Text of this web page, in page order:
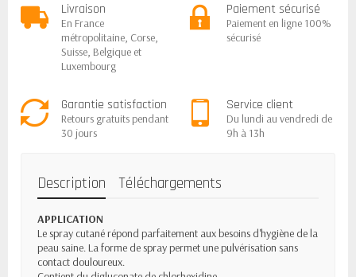
Livraison
En France
métropolitaine, Corse,
Suisse, Belgique et
Luxembourg
Paiement sécurisé
Paiement en ligne 100%
sécurisé
Garantie satisfaction
Retours gratuits pendant
30 jours
Service client
Du lundi au vendredi de
9h à 13h
Description Téléchargements
APPLICATION
Le spray cutané répond parfaitement aux besoins d'hygiène de la
peau saine. La forme de spray permet une pulvérisation sans
contact douloureux.